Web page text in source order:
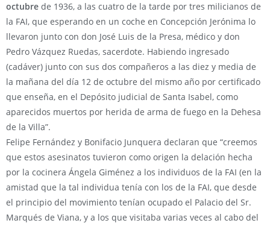
octubre de 1936, a las cuatro de la tarde por tres milicianos de
la FAI, que esperando en un coche en Concepción Jerónima lo
llevaron junto con don José Luis de la Presa, médico y don
Pedro Vázquez Ruedas, sacerdote. Habiendo ingresado
(cadáver) junto con sus dos compañeros a las diez y media de
la mañana del día 12 de octubre del mismo año por certificado
que enseña, en el Depósito judicial de Santa Isabel, como
aparecidos muertos por herida de arma de fuego en la Dehesa
de la Villa”.
Felipe Fernández y Bonifacio Junquera declaran que “creemos
que estos asesinatos tuvieron como origen la delación hecha
por la cocinera Ángela Giménez a los individuos de la FAI (en la
amistad que la tal individua tenía con los de la FAI, que desde
el principio del movimiento tenían ocupado el Palacio del Sr.
Marqués de Viana, y a los que visitaba varias veces al cabo del